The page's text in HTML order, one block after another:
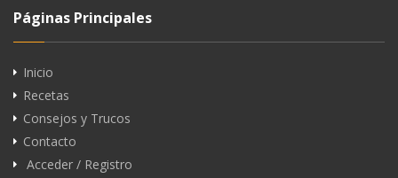
Páginas Principales
Inicio
Recetas
Consejos y Trucos
Contacto
Acceder / Registro